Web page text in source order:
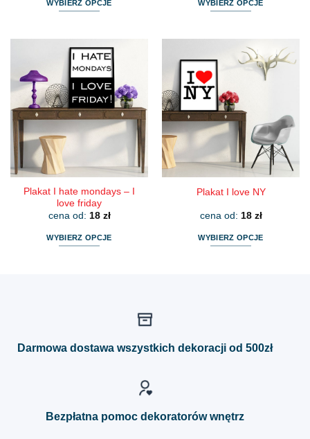
WYBIERZ OPCJE
ma
wiele
wariantów.
Opcje
można
wybrać
produktu
WYBIERZ OPCJE
wiele
wariantów.
Opcje
można
wybrać
na
stronie
produktu
Plakat I hate mondays – I
love friday
cena od: 18 zł
WYBIERZ OPCJE
Plakat I love NY
cena od: 18 zł
WYBIERZ OPCJE
można
Darmowa dostawa wszystkich dekoracji od 500zł
Bezpłatna pomoc dekoratorów wnętrz